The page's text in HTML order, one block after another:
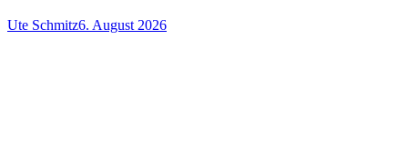
Ute Schmitz6. August 2026